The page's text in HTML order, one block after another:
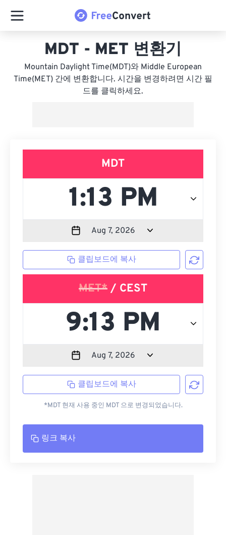
MDT - MET 변환기
Mountain Daylight Time(MDT)와 Middle European
Time(MET) 간에 변환합니다. 시간을 변경하려면 시간 필
드를 클릭하세요.
MDT
클립보드에 복사
MET* / CEST
클립보드에 복사
*MDT 현재 사용 중인 MDT 으로 변경되었습니다.
링크 복사